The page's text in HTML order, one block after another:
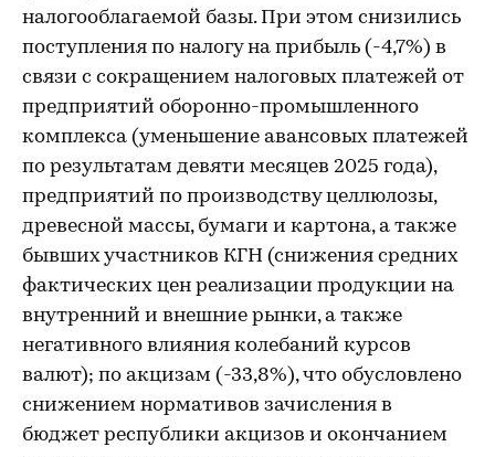
налогооблагаемой базы. При этом снизились
поступления по налогу на прибыль (-4,7%) в
связи с сокращением налоговых платежей от
предприятий оборонно-промышленного
комплекса (уменьшение авансовых платежей
по результатам девяти месяцев 2025 года),
предприятий по производству целлюлозы,
древесной массы, бумаги и картона, а также
бывших участников КГН (снижения средних
фактических цен реализации продукции на
внутренний и внешние рынки, а также
негативного влияния колебаний курсов
валют); по акцизам (-33,8%), что обусловлено
снижением нормативов зачисления в
бюджет республики акцизов и окончанием